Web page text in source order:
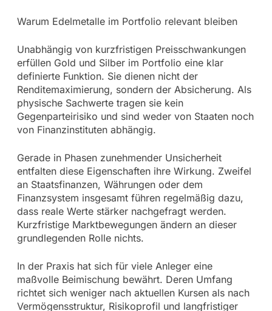
Warum Edelmetalle im Portfolio relevant bleiben
Unabhängig von kurzfristigen Preisschwankungen
erfüllen Gold und Silber im Portfolio eine klar
definierte Funktion. Sie dienen nicht der
Renditemaximierung, sondern der Absicherung. Als
physische Sachwerte tragen sie kein
Gegenparteirisiko und sind weder von Staaten noch
von Finanzinstituten abhängig.
Gerade in Phasen zunehmender Unsicherheit
entfalten diese Eigenschaften ihre Wirkung. Zweifel
an Staatsfinanzen, Währungen oder dem
Finanzsystem insgesamt führen regelmäßig dazu,
dass reale Werte stärker nachgefragt werden.
Kurzfristige Marktbewegungen ändern an dieser
grundlegenden Rolle nichts.
In der Praxis hat sich für viele Anleger eine
maßvolle Beimischung bewährt. Deren Umfang
richtet sich weniger nach aktuellen Kursen als nach
Vermögensstruktur, Risikoprofil und langfristiger